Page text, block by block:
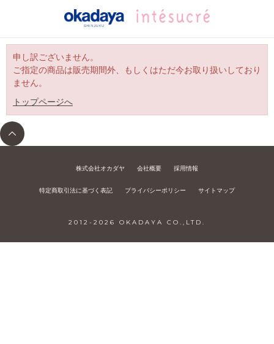
申し訳ございません。
ご指定の商品は販売期間外、もしくはただ今お取り扱いしており
ません。
トップページへ
株式会社オカダヤ 会社概要 採用情報
特定商取引法に基づく表記 プライバシーポリシー サイトマップ
2012- 2026 OKADAYA CO.,LTD.